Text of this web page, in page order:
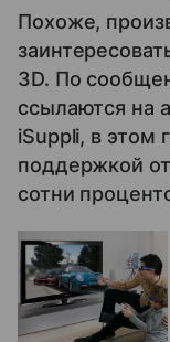
Похоже,
3D. По
ссылаются на
iSuppli, в этом
поддержкой
сотни